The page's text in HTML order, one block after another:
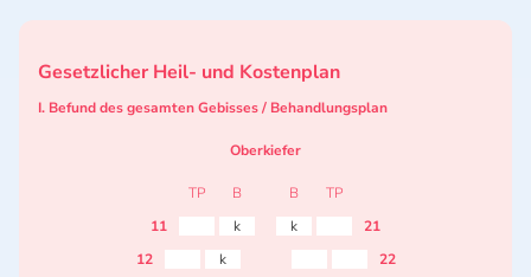
Gesetzlicher Heil- und Kostenplan
I. Befund des gesamten Gebisses / Behandlungsplan
Oberkiefer
TP B B
TP
11
k k
21
12
k
22